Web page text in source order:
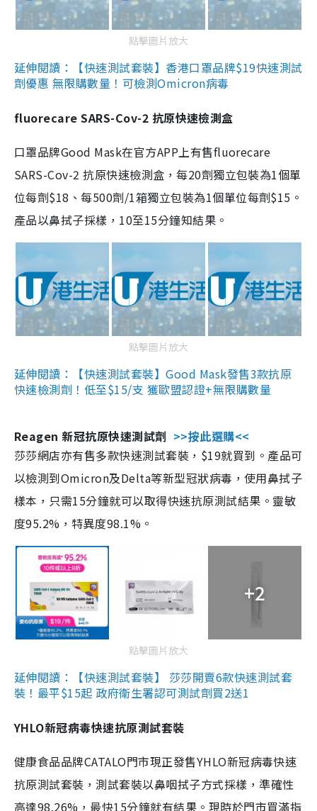
點擊圖片放大
延伸閱讀：【快速測試套裝】香港口罩品牌$19快速測試
劑優惠 無限購數量！可檢測Omicron病毒
fluorecare SARS-Cov-2 抗原快速檢測盒
口罩品牌Good Mask在官方APP上有售fluorecare
SARS-Cov-2 抗原快速檢測盒，每20劑獨立包裝為1個單
位每劑$18、每500劑/1箱獨立包裝為1個單位每劑$15。
產品以鼻拭子採樣，10至15分鐘知結果。
點擊圖片放大
延伸閱讀：【快速測試套裝】Good Mask發售3款抗原
快速檢測劑！低至$15/支 獲歐盟認證+無限購數量
Reagen 新冠抗原快速測試劑 >>按此選購<<
莎莎網店亦有售多款快速測試套裝，$19就買到。產品可
以檢測到Omicron及Delta等新型冠狀病毒，使用鼻拭子
樣本，只需15分鐘就可以取得快速抗原測試結果。靈敏
度95.2%，特異度98.1%。
+2
點擊圖片放大
延伸閱讀：【快速測試套裝】 莎莎開賣6款快速測試套
裝！最平$15起 政府衛生署認可測試劑買2送1
YHLO新冠病毒快速抗原測試套裝
健康食品品牌CATALO門市現正發售YHLO新冠病毒快速
抗原測試套裝，測試套裝以鼻咽拭子方式採樣，準確性
高達98.26%，最快15分鐘就有結果。現時於門市買滿指